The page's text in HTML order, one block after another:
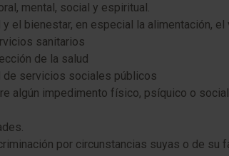
mental, social y espiritual.
y el bienestar, en especial la
sanitarios
de la salud
de servicios sociales públicos
algún impedimento físico, psíquico o social
por circunstancias suyas o de